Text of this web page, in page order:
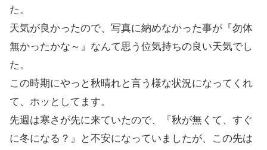
た。
天気が良かったので、写真に納めなかった事が『勿体
無かったかな～』なんて思う位気持ちの良い天気でし
た。
この時期にやっと秋晴れと言う様な状況になってくれ
て、ホッとしてます。
先週は寒さが先に来ていたので、『秋が無くて、すぐ
に冬になる？』と不安になっていましたが、この先は